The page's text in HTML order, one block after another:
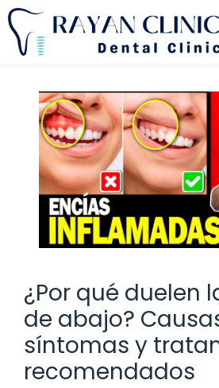
Saltar
al
contenido
¿Por qué duelen
de abajo?
síntomas y
recomendados